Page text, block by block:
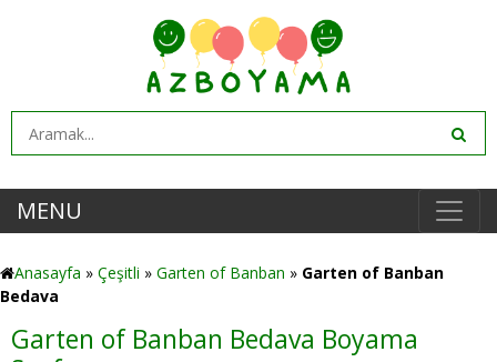
MENU
Anasayfa » Çeşitli » Garten of Banban » Garten of Banban
Bedava
Garten of Banban Bedava Boyama